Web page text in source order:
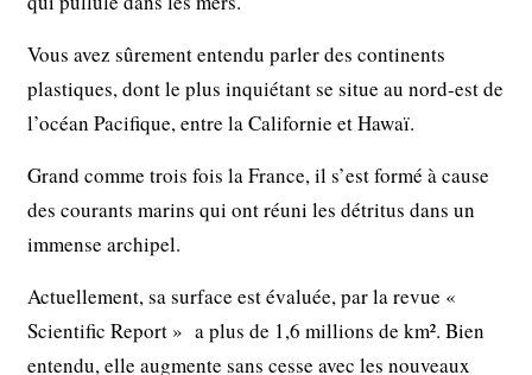
Vous avez sûrement entendu parler des continents
plastiques, dont le plus inquiétant se situe au nord-est de
l’océan Pacifique, entre la Californie et Hawaï.
Grand comme trois fois la France, il s’est formé à cause
des courants marins qui ont réuni les détritus dans un
immense archipel.
Actuellement, sa surface est évaluée, par la revue «
Scientific Report » a plus de 1,6 millions de km². Bien
entendu, elle augmente sans cesse avec les nouveaux